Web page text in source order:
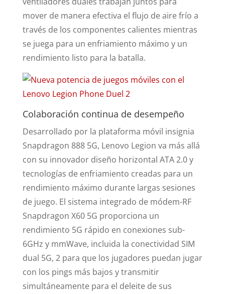
mover de manera efectiva el flujo de aire frío a
través de los componentes calientes mientras
se juega para un enfriamiento máximo y un
rendimiento listo para la batalla.
Colaboración continua de desempeño
Desarrollado por la plataforma móvil insignia
Snapdragon 888 5G, Lenovo Legion va más allá
con su innovador diseño horizontal ATA 2.0 y
tecnologías de enfriamiento creadas para un
rendimiento máximo durante largas sesiones
de juego. El sistema integrado de módem-RF
Snapdragon X60 5G proporciona un
rendimiento 5G rápido en conexiones sub-
6GHz y mmWave, incluida la conectividad SIM
dual 5G, 2 para que los jugadores puedan jugar
con los pings más bajos y transmitir
simultáneamente para el deleite de sus